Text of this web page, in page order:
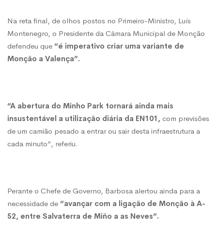
Na reta final, de olhos postos no Primeiro-Ministro, Luís
Montenegro, o Presidente da Câmara Municipal de Monção
defendeu que “é imperativo criar uma variante de
Monção a Valença”.
“A abertura do Minho Park tornará ainda mais
insustentável a utilização diária da EN101, com previsões
de um camião pesado a entrar ou sair desta infraestrutura a
cada minuto”, referiu.
Perante o Chefe de Governo, Barbosa alertou ainda para a
necessidade de “avançar com a ligação de Monção à A-
52, entre Salvaterra de Miño a as Neves”.